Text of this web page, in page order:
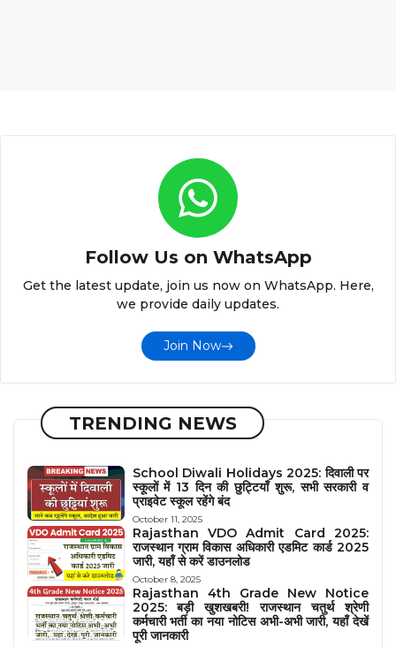
Follow Us on WhatsApp
Get the latest update, join us now on WhatsApp. Here,
we provide daily updates.
Join Now
TRENDING NEWS
School Diwali Holidays 2025: दिवाली पर
स्कूलों में 13 दिन की छुट्टियाँ शुरू, सभी सरकारी व
प्राइवेट स्कूल रहेंगे बंद
October 11, 2025
Rajasthan VDO Admit Card 2025:
राजस्थान ग्राम विकास अधिकारी एडमिट कार्ड 2025
जारी, यहाँ से करें डाउनलोड
October 8, 2025
Rajasthan 4th Grade New Notice
2025: बड़ी खुशखबरी! राजस्थान चतुर्थ श्रेणी
कर्मचारी भर्ती का नया नोटिस अभी-अभी जारी, यहाँ देखें
पूरी जानकारी